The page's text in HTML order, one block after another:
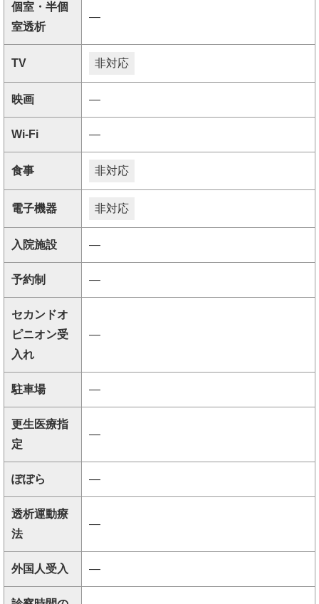
個室・半個
室透析
―
TV 非対応
映画 ―
Wi-Fi ―
食事 非対応
電子機器 非対応
入院施設 ―
予約制 ―
セカンドオ
ピニオン受
入れ
―
駐車場 ―
更生医療指
定
―
ぽぽら ―
透析運動療
法
―
外国人受入 ―